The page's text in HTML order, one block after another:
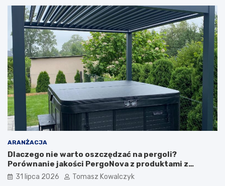
ARANŻACJA
Dlaczego nie warto oszczędzać na pergoli?
Porównanie jakości PergoNova z produktami z
marketu
31 lipca 2026 Tomasz Kowalczyk